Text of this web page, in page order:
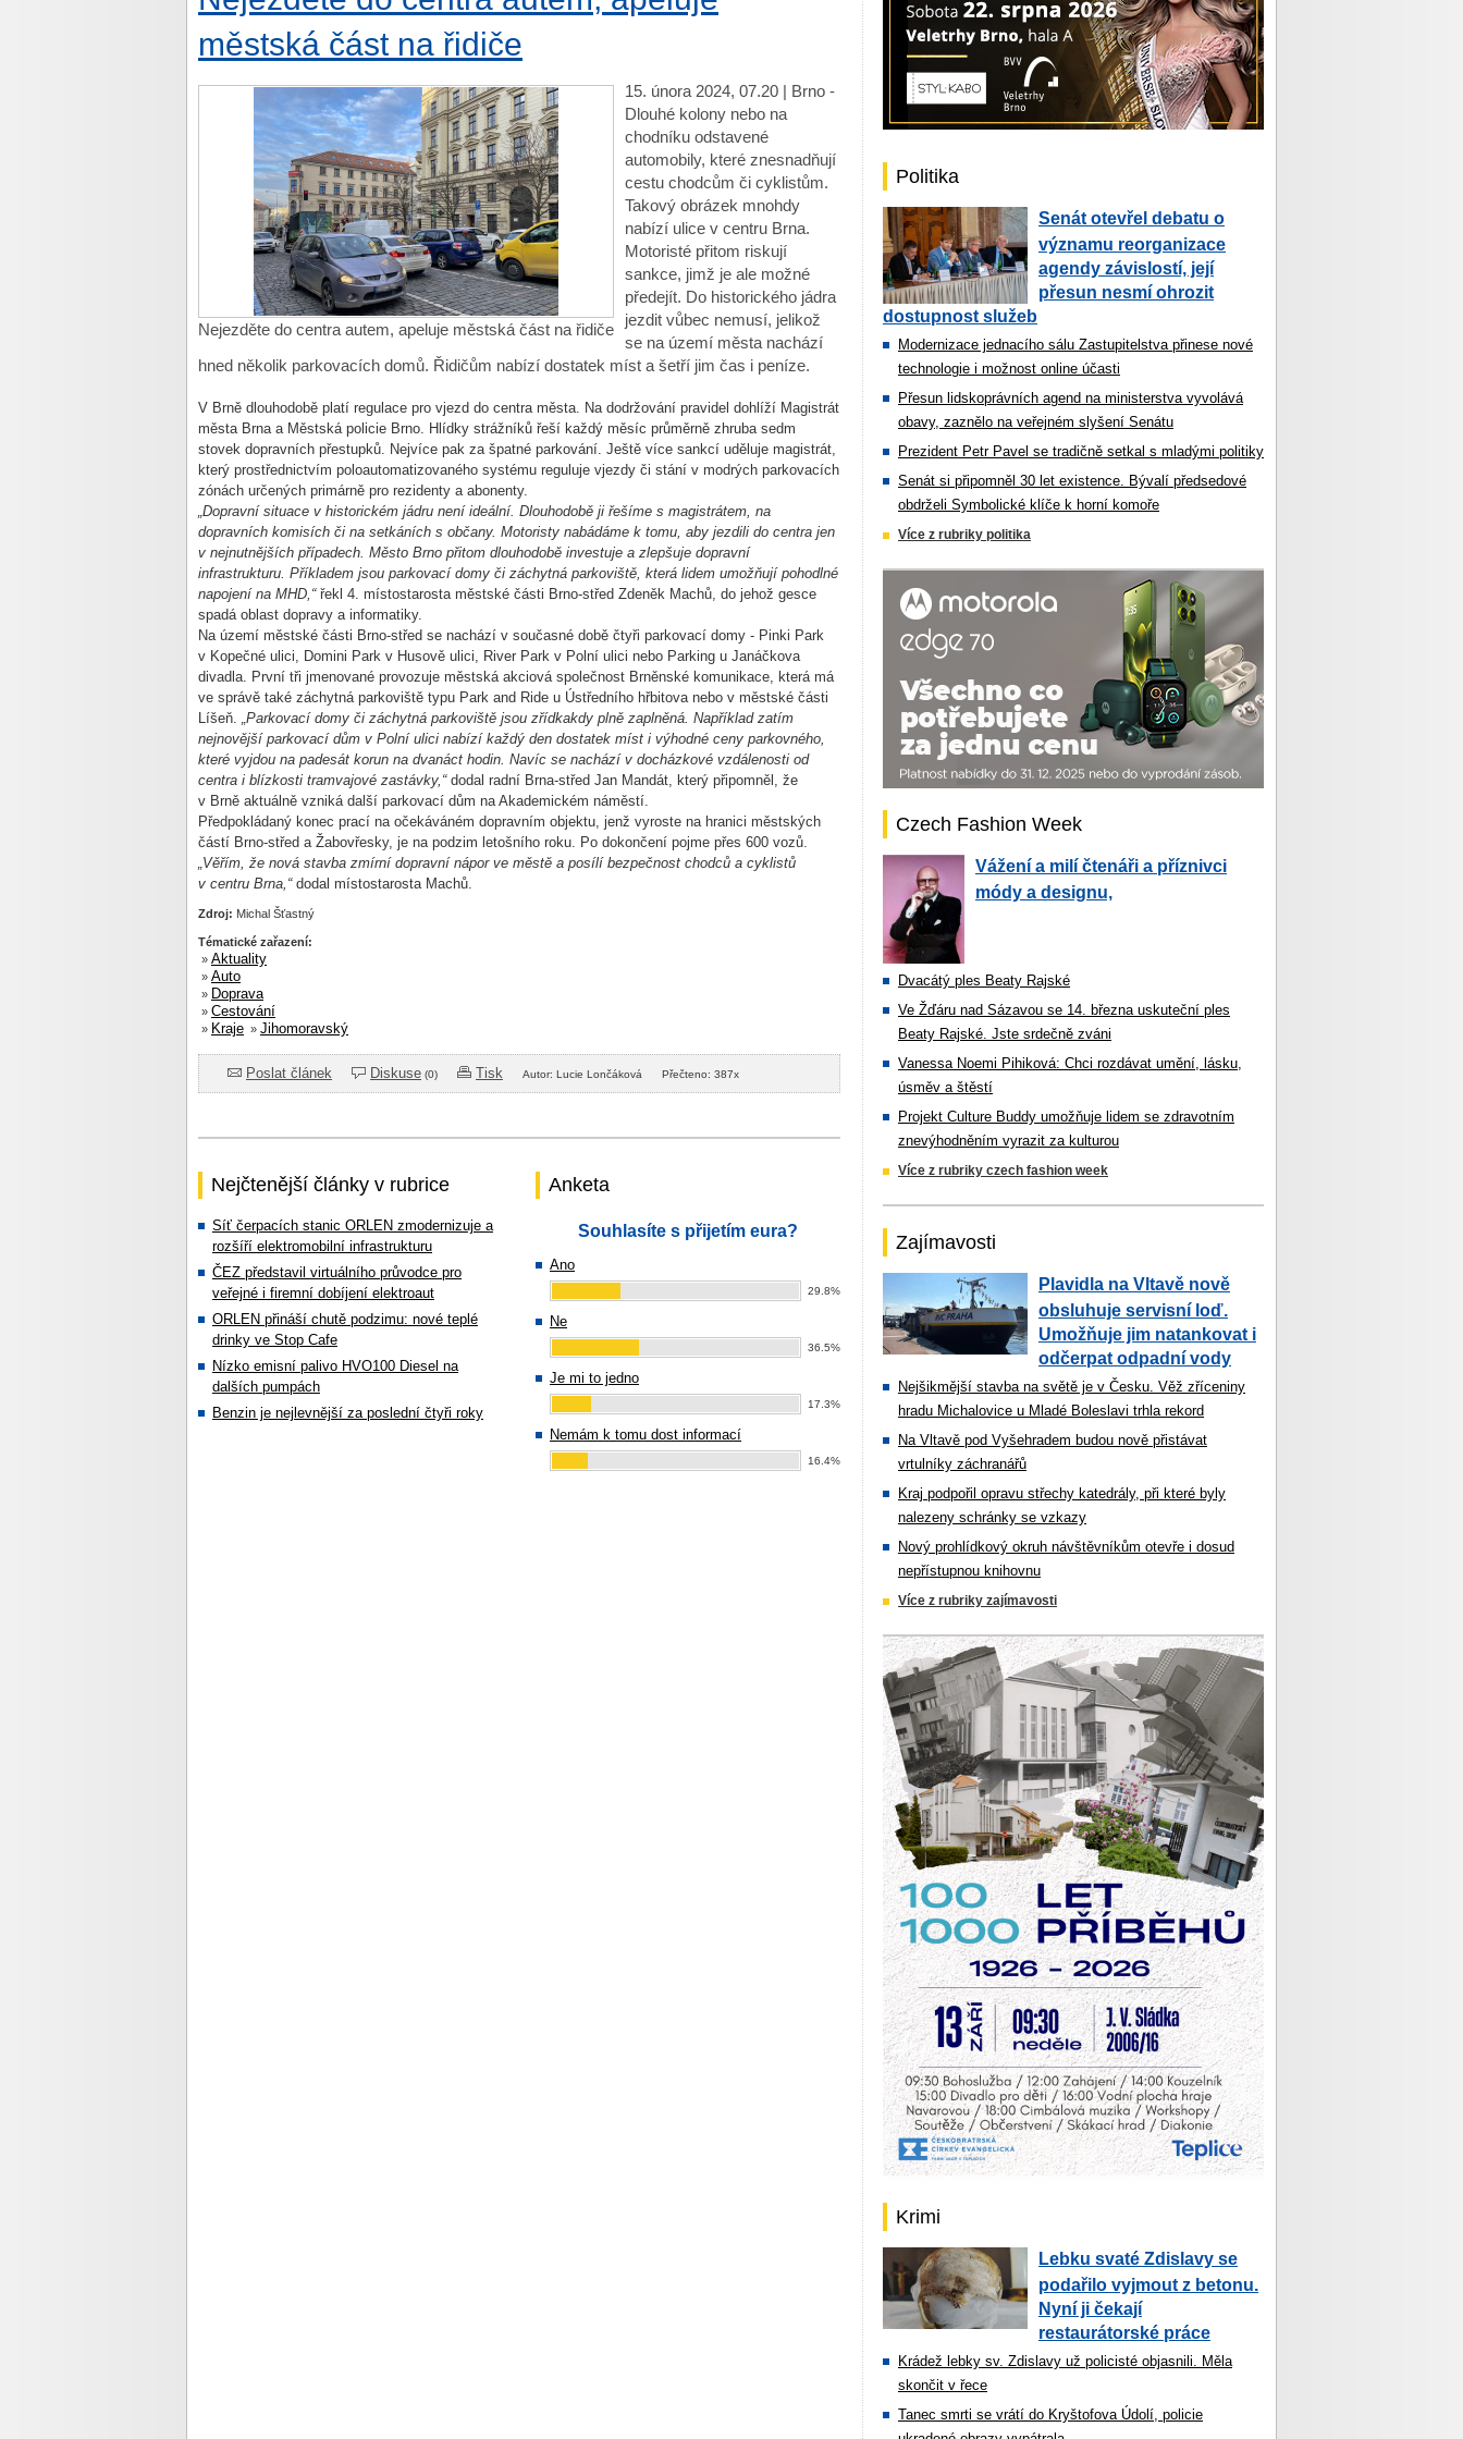
městská část na řidiče
Nejezděte do centra autem, apeluje městská část na řidiče
15. února 2024, 07.20 | Brno - ⁠
Dlouhé kolony nebo na
chodníku odstavené
automobily, které znesnadňují
cestu chodcům či cyklistům.
Takový obrázek mnohdy
nabízí ulice v centru Brna.
Motoristé přitom riskují
sankce, jimž je ale možné
předejít. Do historického jádra
jezdit vůbec nemusí, jelikož
se na území města nachází
hned několik parkovacích domů. Řidičům nabízí dostatek míst a šetří jim čas i peníze.
V Brně dlouhodobě platí regulace pro vjezd do centra města. Na dodržování pravidel dohlíží Magistrát
města Brna a Městská policie Brno. Hlídky strážníků řeší každý měsíc průměrně zhruba sedm
stovek dopravních přestupků. Nejvíce pak za špatné parkování. Ještě více sankcí uděluje magistrát,
který prostřednictvím poloautomatizovaného systému reguluje vjezdy či stání v modrých parkovacích
zónách určených primárně pro rezidenty a abonenty.
„Dopravní situace v historickém jádru není ideální. Dlouhodobě ji řešíme s magistrátem, na
dopravních komisích či na setkáních s občany. Motoristy nabádáme k tomu, aby jezdili do centra jen
v nejnutnějších případech. Město Brno přitom dlouhodobě investuje a zlepšuje dopravní
infrastrukturu. Příkladem jsou parkovací domy či záchytná parkoviště, která lidem umožňují pohodlné
napojení na MHD,“ řekl 4. místostarosta městské části Brno-střed Zdeněk Machů, do jehož gesce
spadá oblast dopravy a informatiky.
Na území městské části Brno-střed se nachází v současné době čtyři parkovací domy ­- Pinki Park
v Kopečné ulici, Domini Park v Husově ulici, River Park v Polní ulici nebo Parking u Janáčkova
divadla. První tři jmenované provozuje městská akciová společnost Brněnské komunikace, která má
ve správě také záchytná parkoviště typu Park and Ride u Ústředního hřbitova nebo v městské části
Líšeň. „Parkovací domy či záchytná parkoviště jsou zřídkakdy plně zaplněná. Například zatím
nejnovější parkovací dům v Polní ulici nabízí každý den dostatek míst i výhodné ceny parkovného,
které vyjdou na padesát korun na dvanáct hodin. Navíc se nachází v docházkové vzdálenosti od
centra i blízkosti tramvajové zastávky,“dodal radní Brna-střed Jan Mandát, který připomněl, že
v Brně aktuálně vzniká další parkovací dům na Akademickém náměstí.
Předpokládaný konec prací na očekáváném dopravním objektu, jenž vyroste na hranici městských
částí Brno-střed a Žabovřesky, je na podzim letošního roku. Po dokončení pojme přes 600 vozů.
„Věřím, že nová stavba zmírní dopravní nápor ve městě a posílí bezpečnost chodců a cyklistů
v centru Brna,“ dodal místostarosta Machů.
Zdroj: Michal Šťastný
Tématické zařazení:
» Aktuality
» Auto
» Doprava
» Cestování
» Kraje » Jihomoravský
Poslat článek Diskuse (0) Tisk Autor: Lucie Lončáková Přečteno: 387x
Nejčtenější články v rubrice
Síť čerpacích stanic ORLEN zmodernizuje a
rozšíří elektromobilní infrastrukturu
ČEZ představil virtuálního průvodce pro
veřejné i firemní dobíjení elektroaut
ORLEN přináší chutě podzimu: nové teplé
drinky ve Stop Cafe
Nízko emisní palivo HVO100 Diesel na
dalších pumpách
Benzin je nejlevnější za poslední čtyři roky
Anketa
Souhlasíte s přijetím eura?
Ano
29.8%
Ne
36.5%
Je mi to jedno
17.3%
Nemám k tomu dost informací
16.4%
Politika
Senát otevřel debatu o
významu reorganizace
agendy závislostí, její
přesun nesmí ohrozit
dostupnost služeb
Modernizace jednacího sálu Zastupitelstva přinese nové
technologie i možnost online účasti
Přesun lidskoprávních agend na ministerstva vyvolává
obavy, zaznělo na veřejném slyšení Senátu
Prezident Petr Pavel se tradičně setkal s mladými politiky
Senát si připomněl 30 let existence. Bývalí předsedové
obdrželi Symbolické klíče k horní komoře
Více z rubriky politika
Czech Fashion Week
Vážení a milí čtenáři a příznivci
módy a designu,
Dvacátý ples Beaty Rajské
Ve Žďáru nad Sázavou se 14. března uskuteční ples
Beaty Rajské. Jste srdečně zváni
Vanessa Noemi Pihiková: Chci rozdávat umění, lásku,
úsměv a štěstí
Projekt Culture Buddy umožňuje lidem se zdravotním
znevýhodněním vyrazit za kulturou
Více z rubriky czech fashion week
Zajímavosti
Plavidla na Vltavě nově
obsluhuje servisní loď.
Umožňuje jim natankovat i
odčerpat odpadní vody
Nejšikmější stavba na světě je v Česku. Věž zříceniny
hradu Michalovice u Mladé Boleslavi trhla rekord
Na Vltavě pod Vyšehradem budou nově přistávat
vrtulníky záchranářů
Kraj podpořil opravu střechy katedrály, při které byly
nalezeny schránky se vzkazy
Nový prohlídkový okruh návštěvníkům otevře i dosud
nepřístupnou knihovnu
Více z rubriky zajímavosti
Krimi
Lebku svaté Zdislavy se
podařilo vyjmout z betonu.
Nyní ji čekají
restaurátorské práce
Krádež lebky sv. Zdislavy už policisté objasnili. Měla
skončit v řece
Tanec smrti se vrátí do Kryštofova Údolí, policie